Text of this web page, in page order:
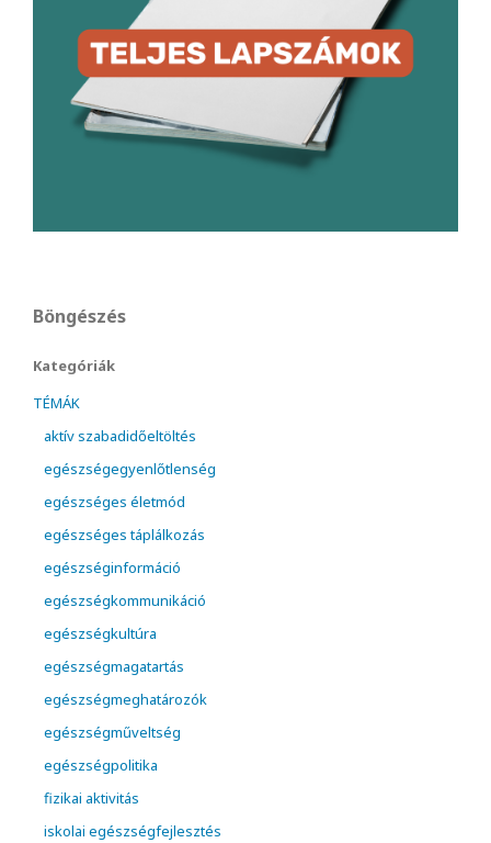
Böngészés
Kategóriák
TÉMÁK
aktív szabadidőeltöltés
egészségegyenlőtlenség
egészséges életmód
egészséges táplálkozás
egészséginformáció
egészségkommunikáció
egészségkultúra
egészségmagatartás
egészségmeghatározók
egészségműveltség
egészségpolitika
fizikai aktivitás
iskolai egészségfejlesztés